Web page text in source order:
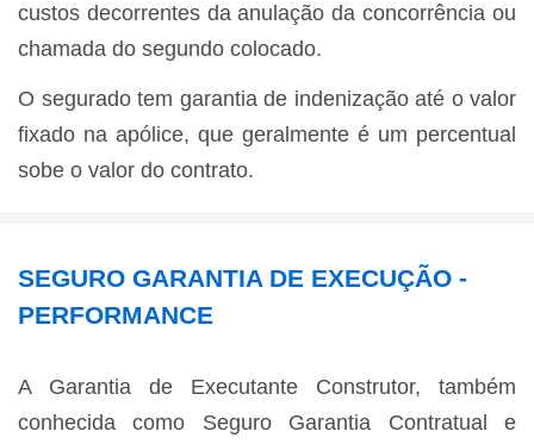
custos decorrentes da anulação da concorrência ou
chamada do segundo colocado.
O segurado tem garantia de indenização até o valor
fixado na apólice, que geralmente é um percentual
sobe o valor do contrato.
SEGURO GARANTIA DE EXECUÇÃO -
PERFORMANCE
A Garantia de Executante Construtor, também
conhecida como Seguro Garantia Contratual e